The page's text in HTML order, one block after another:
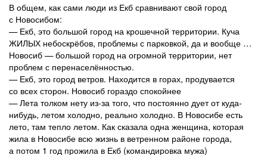
В общем, как сами люди из Екб сравнивают свой город
с Новосибом:
— Екб, это большой город на крошечной территории. Куча
ЖИЛЫХ небоскрёбов, проблемы с парковкой, да и вообще …
Новосиб — большой город на огромной территории, нет
проблем с перенаселённостью.
— Екб, это город ветров. Находится в горах, продувается
со всех сторон. Новосиб гораздо спокойнее
— Лета толком нету из-за того, что постоянно дует от куда-
нибудь, летом холодно, реально холодно. В Новосибе есть
лето, там тепло летом. Как сказала одна женщина, которая
жила в Новосибе всю жизнь в ветренном районе города,
а потом 1 год прожила в Екб (командировка мужа)